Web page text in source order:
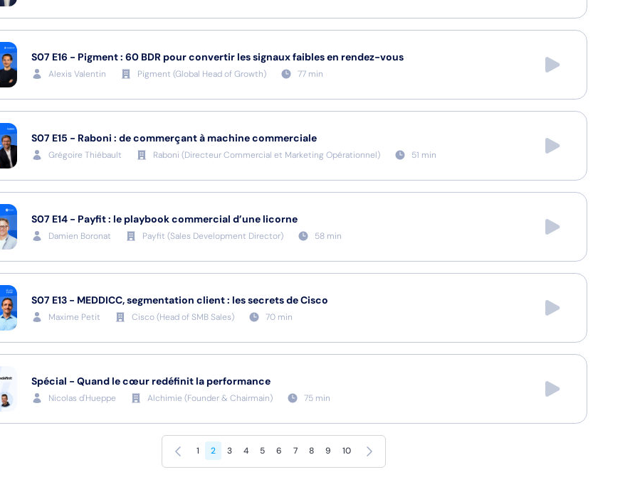
S07 E16 - Pigment : 60 BDR pour convertir les signaux faibles en rendez-vous
Alexis Valentin Pigment (Global Head of Growth) 77 min
S07 E15 - Raboni : de commerçant à machine commerciale
Grégoire Thiébault Raboni (Directeur Commercial et Marketing Opérationnel) 51 min
S07 E14 - Payfit : le playbook commercial d’une licorne
Damien Boronat Payfit (Sales Development Director) 58 min
S07 E13 - MEDDICC, segmentation client : les secrets de Cisco
Maxime Petit Cisco(Head of SMB Sales) 70 min
Spécial - Quand le cœur redéfinit la performance
Nicolas d'Hueppe Alchimie (Founder & Chairmain) 75 min
Précédent
1 2 3 4 5 6 7 8 9 10 Suivant